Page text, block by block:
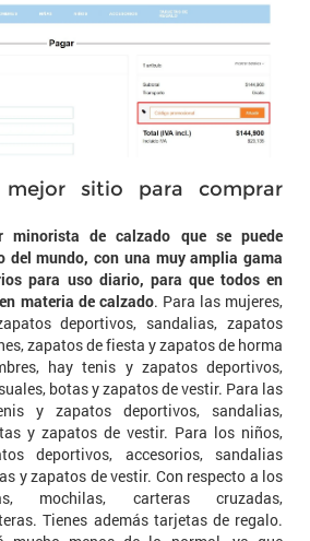
sitio para comprar
minorista de calzado que se puede
del mundo, con una muy amplia gama
para uso diario, para que todos en
materia de calzado. Para las mujeres,
deportivos, sandalias, zapatos
zapatos de fiesta y zapatos de horma
hay tenis y zapatos deportivos,
botas y zapatos de vestir. Para las
y zapatos deportivos, sandalias,
y zapatos de vestir. Para los niños,
deportivos, accesorios, sandalias
y zapatos de vestir. Con respecto a los
mochilas, carteras cruzadas,
Tienes además tarjetas de regalo.